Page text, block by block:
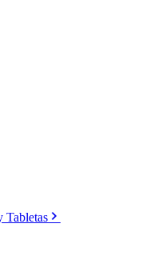
Tabletas